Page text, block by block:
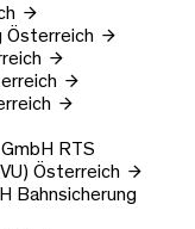
Österreich
RTS
Österreich
Bahnsicherung